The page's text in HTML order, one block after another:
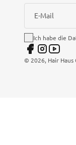
E-Mail
Ich habe die
© 2026, Hair Haus